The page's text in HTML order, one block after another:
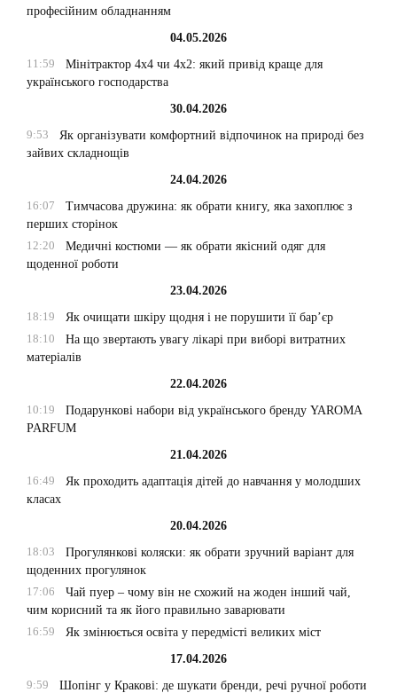
професійним обладнанням
04.05.2026
11:59
Мінітрактор 4х4 чи 4х2: який привід краще для
українського господарства
30.04.2026
9:53
Як організувати комфортний відпочинок на природі без
зайвих складнощів
24.04.2026
16:07
Тимчасова дружина: як обрати книгу, яка захоплює з
перших сторінок
12:20
Медичні костюми — як обрати якісний одяг для
щоденної роботи
23.04.2026
18:19
Як очищати шкіру щодня і не порушити її бар’єр
18:10
На що звертають увагу лікарі при виборі витратних
матеріалів
22.04.2026
10:19
Подарункові набори від українського бренду YAROMA
PARFUM
21.04.2026
16:49
Як проходить адаптація дітей до навчання у молодших
класах
20.04.2026
18:03
Прогулянкові коляски: як обрати зручний варіант для
щоденних прогулянок
17:06
Чай пуер – чому він не схожий на жоден інший чай,
чим корисний та як його правильно заварювати
16:59
Як змінюється освіта у передмісті великих міст
17.04.2026
9:59
Шопінг у Кракові: де шукати бренди, речі ручної роботи